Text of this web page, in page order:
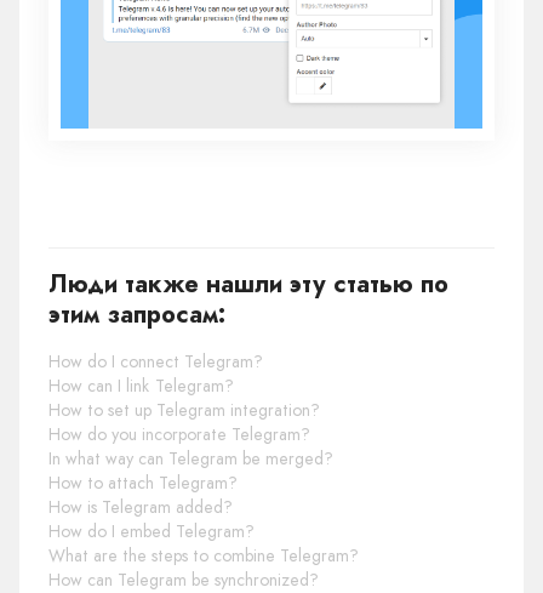
Люди также нашли эту статью по
этим запросам:
How do I connect Telegram?
How can I link Telegram?
How to set up Telegram integration?
How do you incorporate Telegram?
In what way can Telegram be merged?
How to attach Telegram?
How is Telegram added?
How do I embed Telegram?
What are the steps to combine Telegram?
How can Telegram be synchronized?